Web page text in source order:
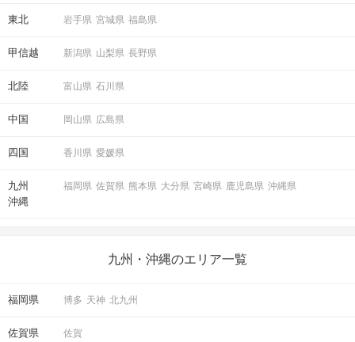
東北 岩手県 宮城県 福島県
甲信越 新潟県 山梨県 長野県
北陸 富山県 石川県
中国 岡山県 広島県
四国 香川県 愛媛県
九州
沖縄
福岡県 佐賀県 熊本県 大分県 宮崎県 鹿児島県 沖縄県
九州・沖縄のエリア一覧
福岡県 博多 天神 北九州
佐賀県 佐賀